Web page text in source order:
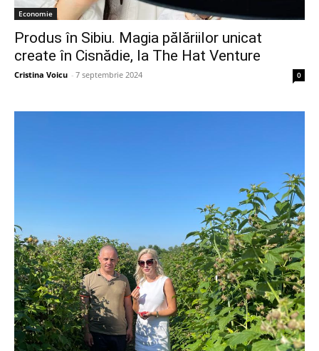
Economie
Produs în Sibiu. Magia pălăriilor unicat
create în Cisnădie, la The Hat Venture
Cristina Voicu - 7 septembrie 2024 0